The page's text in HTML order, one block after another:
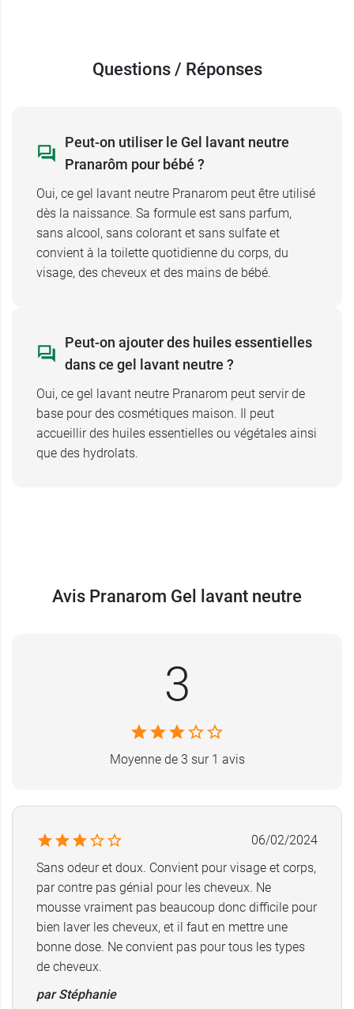
Questions / Réponses
Peut-on utiliser le Gel lavant neutre
Pranarôm pour bébé ?
Oui, ce gel lavant neutre Pranarom peut être utilisé
dès la naissance. Sa formule est sans parfum,
sans alcool, sans colorant et sans sulfate et
convient à la toilette quotidienne du corps, du
visage, des cheveux et des mains de bébé.
Peut-on ajouter des huiles essentielles
dans ce gel lavant neutre ?
Oui, ce gel lavant neutre Pranarom peut servir de
base pour des cosmétiques maison. Il peut
accueillir des huiles essentielles ou végétales ainsi
que des hydrolats.
Avis Pranarom Gel lavant neutre
3
Moyenne de 3 sur 1 avis
06/02/2024
Sans odeur et doux. Convient pour visage et corps,
par contre pas génial pour les cheveux. Ne
mousse vraiment pas beaucoup donc difficile pour
bien laver les cheveux, et il faut en mettre une
bonne dose. Ne convient pas pour tous les types
de cheveux.
par Stéphanie